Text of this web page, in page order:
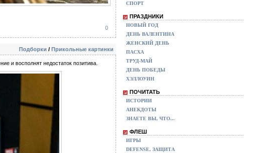
0
Подборки / Прикольные картинки
и восполнят недостаток позитива.
СПОРТ
ПРАЗДНИКИ
НОВЫЙ ГОД
ДЕНЬ ВАЛЕНТИНА
ЖЕНСКИЙ ДЕНЬ
ПАСХА
ТРУД-МАЙ
ДЕНЬ ПОБЕДЫ
ХЭЛЛОУИН
ПОЧИТАТЬ
ИСТОРИИ
АНЕКДОТЫ
ЗНАЕТЕ ВЫ, ЧТО...
ФЛЕШ
ИГРЫ
DEFENSE, ЗАЩИТА